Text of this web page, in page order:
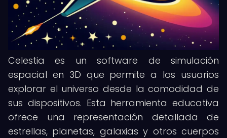
Celestia es un software de simulación
espacial en 3D que permite a los usuarios
explorar el universo desde la comodidad de
sus dispositivos. Esta herramienta educativa
ofrece una representación detallada de
estrellas, planetas, galaxias y otros cuerpos